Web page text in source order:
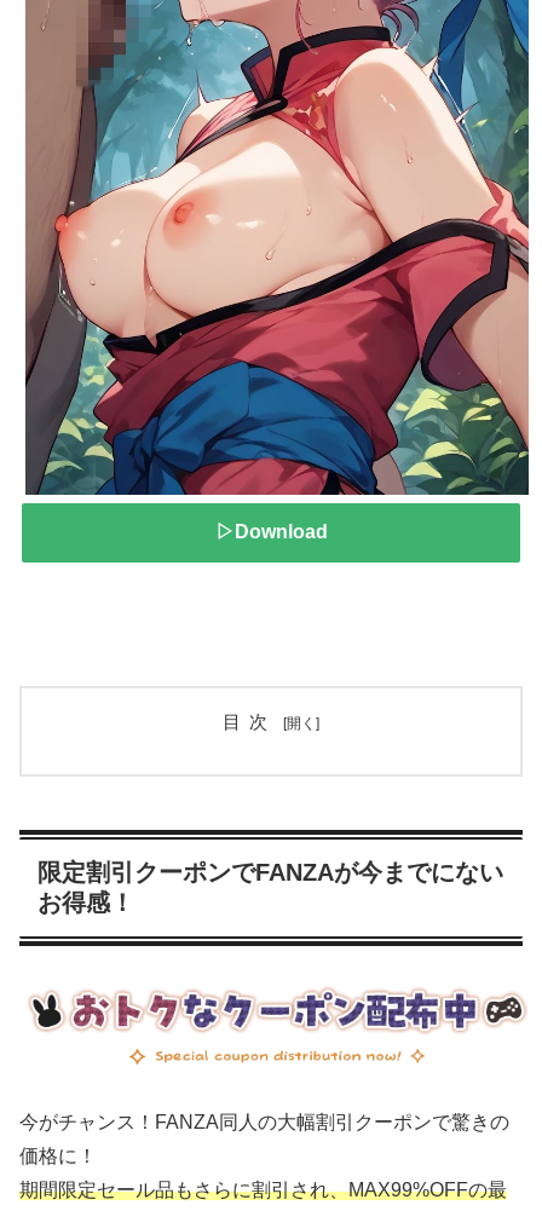
▷Download
目次
限定割引クーポンでFANZAが今までにない
お得感！
今がチャンス！FANZA同人の大幅割引クーポンで驚きの
価格に！
期間限定セール品もさらに割引され、MAX99%OFFの最